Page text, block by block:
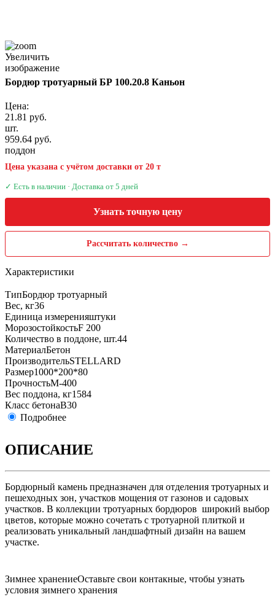
Увеличить
изображение
Бордюр тротуарный БР 100.20.8 Каньон
Цена:
21.81 руб.
шт.
959.64 руб.
поддон
Цена указана с учётом доставки от 20 т
✓ Есть в наличии · Доставка от 5 дней
Узнать точную цену
Рассчитать количество →
Характеристики
ТипБордюр тротуарный
Вес, кг36
Единица измеренияштуки
МорозостойкостьF 200
Количество в поддоне, шт.44
МатериалБетон
ПроизводительSTELLARD
Размер1000*200*80
ПрочностьМ-400
Вес поддона, кг1584
Класс бетонаB30
Подробнее
ОПИСАНИЕ
Бордюрный камень предназначен для отделения тротуарных и
пешеходных зон, участков мощения от газонов и садовых
участков. В коллекции тротуарных бордюров широкий выбор
цветов, которые можно сочетать с тротуарной плиткой и
реализовать уникальный ландшафтный дизайн на вашем
участке.
Зимнее хранениеОставьте свои контакные, чтобы узнать
условия зимнего хранения